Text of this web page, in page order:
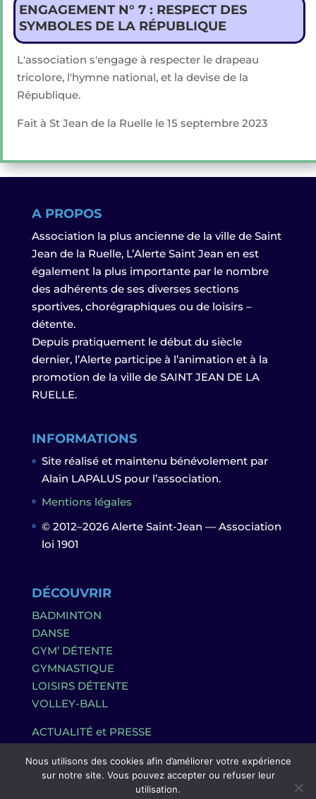
ENGAGEMENT N° 7 : RESPECT DES
SYMBOLES DE LA RÉPUBLIQUE
L'association s'engage à respecter le drapeau
tricolore, l'hymne national, et la devise de la
République.
Fait à St Jean de la Ruelle le 15 septembre 2023
A PROPOS
Association la plus ancienne de la ville de Saint
Jean de la Ruelle, L’Alerte Saint Jean en est
également la plus importante par le nombre
des adhérents de ses diverses sections
sportives, chorégraphiques ou de loisirs –
détente.
Depuis pratiquement le début du siècle
dernier, l’Alerte participe à l’animation et à la
promotion de la ville de SAINT JEAN DE LA
RUELLE.
INFORMATIONS
Site réalisé et maintenu bénévolement par
Alain LAPALUS pour l’association.
Mentions légales
© 2012–2026 Alerte Saint-Jean — Association
loi 1901
DÉCOUVRIR
BADMINTON
DANSE
GYM’ DÉTENTE
GYMNASTIQUE
LOISIRS DÉTENTE
VOLLEY-BALL
ACTUALITÉ et PRESSE
Nous utilisons des cookies afin d’améliorer votre expérience
sur notre site. Vous pouvez accepter ou refuser leur
utilisation.